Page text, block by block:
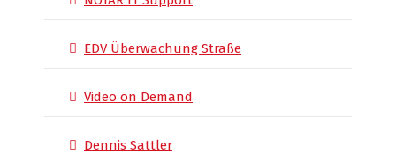
EDV Überwachung Straße
Video on Demand
Dennis Sattler